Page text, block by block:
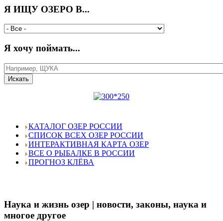
Я ИЩУ ОЗЕРО В...
Я хочу поймать...
КАТАЛОГ ОЗЕР РОССИИ
СПИСОК ВСЕХ ОЗЕР РОССИИ
ИНТЕРАКТИВНАЯ КАРТА ОЗЕР
ВСЕ О РЫБАЛКЕ В РОССИИ
ПРОГНОЗ КЛЁВА
Наука и жизнь озер | новости, законы, наука и
многое другое